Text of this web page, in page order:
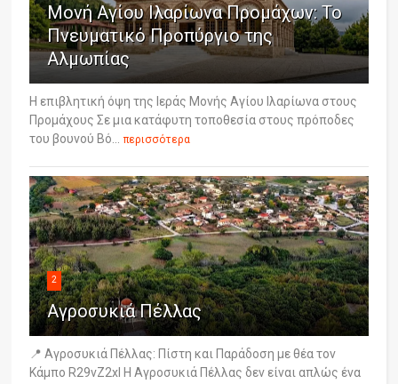
Μονή Αγίου Ιλαρίωνα Προμάχων: Το
Πνευματικό Προπύργιο της
Αλμωπίας
Η επιβλητική όψη της Ιεράς Μονής Αγίου Ιλαρίωνα στους
Προμάχους Σε μια κατάφυτη τοποθεσία στους πρόποδες
του βουνού Βό...
περισσότερα
2
Αγροσυκιά Πέλλας
📍 Αγροσυκιά Πέλλας: Πίστη και Παράδοση με θέα τον
Κάμπο R29vZ2xl Η Αγροσυκιά Πέλλας δεν είναι απλώς ένα